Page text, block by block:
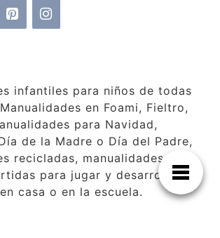
infantiles para niños de todas
en Foami, Fieltro,
para Navidad,
de la Madre o Día del Padre,
recicladas, manualidades
para jugar y desarrollar la
casa o en la escuela.